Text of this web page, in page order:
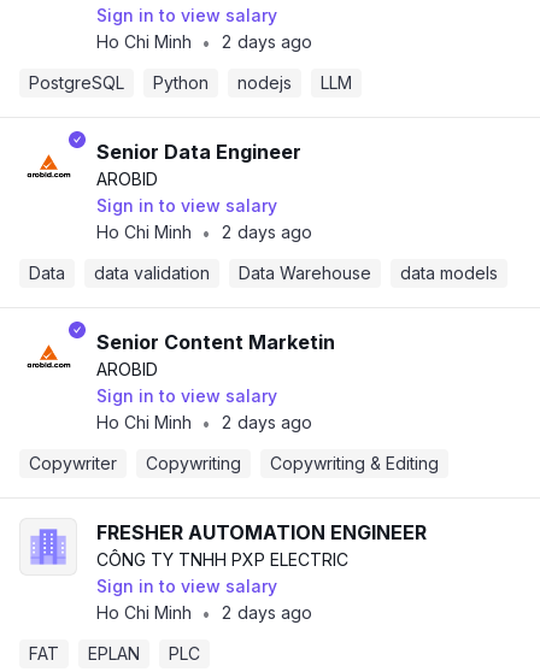
Sign in to view salary
Ho Chi Minh
•
2 days ago
PostgreSQL
Python nodejs LLM
Senior Data Engineer
AROBID
Sign in to view salary
Ho Chi Minh
•
2 days ago
Data
data validation Data Warehouse data models
Senior Content Marketin
AROBID
Sign in to view salary
Ho Chi Minh
•
2 days ago
Copywriter
Copywriting Copywriting & Editing
FRESHER AUTOMATION ENGINEER
CÔNG TY TNHH PXP ELECTRIC
Sign in to view salary
Ho Chi Minh
•
2 days ago
FAT
EPLAN PLC